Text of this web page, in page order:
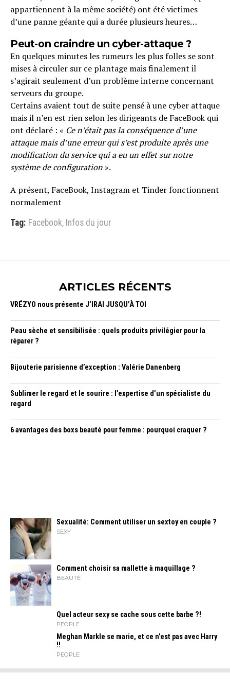
appartiennent à la même société) ont été victimes
d’une panne géante qui a durée plusieurs heures…
Peut-on craindre un cyber-attaque ?
En quelques minutes les rumeurs les plus folles se sont
mises à circuler sur ce plantage mais finalement il
s’agirait seulement d’un problème interne concernant
serveurs du groupe.
Certains avaient tout de suite pensé à une cyber attaque
mais il n’en est rien selon les dirigeants de FaceBook qui
ont déclaré : « Ce n’était pas la conséquence d’une
attaque mais d’une erreur qui s’est produite après une
modification du service qui a eu un effet sur notre
système de configuration ».
A présent, FaceBook, Instagram et Tinder fonctionnent
normalement
Tag: Facebook, Infos du jour
ARTICLES RÉCENTS
VRÉZYO nous présente J’IRAI JUSQU’À TOI
Peau sèche et sensibilisée : quels produits privilégier pour la
réparer ?
Bijouterie parisienne d’exception : Valérie Danenberg
Sublimer le regard et le sourire : l’expertise d’un spécialiste du
regard
6 avantages des boxs beauté pour femme : pourquoi craquer ?
Sexualité: Comment utiliser un sextoy en couple ?
SEXY
Comment choisir sa mallette à maquillage ?
BEAUTÉ
Quel acteur sexy se cache sous cette barbe ?!
PEOPLE
Meghan Markle se marie, et ce n’est pas avec Harry
!!
PEOPLE